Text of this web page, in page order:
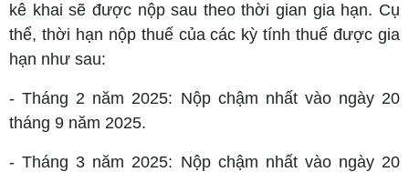
kê khai sẽ được nộp sau theo thời gian gia hạn. Cụ
thể, thời hạn nộp thuế của các kỳ tính thuế được gia
hạn như sau:
- Tháng 2 năm 2025: Nộp chậm nhất vào ngày 20
tháng 9 năm 2025.
- Tháng 3 năm 2025: Nộp chậm nhất vào ngày 20